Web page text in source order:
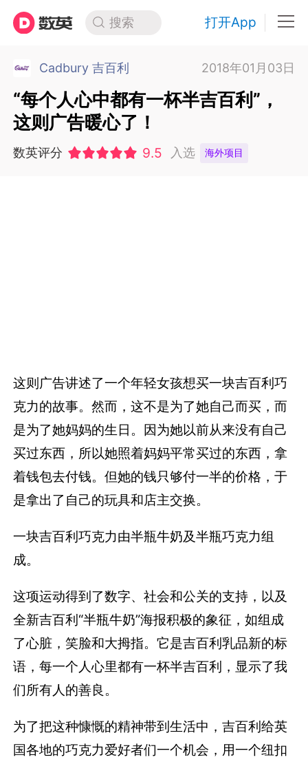
搜索 打开App
Cadbury 吉百利 2018年01月03日
“每个人心中都有一杯半吉百利”，
这则广告暖心了！
数英评分 9.5 入选 海外项目
这则广告讲述了一个年轻女孩想买一块吉百利巧
克力的故事。然而，这不是为了她自己而买，而
是为了她妈妈的生日。因为她以前从来没有自己
买过东西，所以她照着妈妈平常买过的东西，拿
着钱包去付钱。但她的钱只够付一半的价格，于
是拿出了自己的玩具和店主交换。
一块吉百利巧克力由半瓶牛奶及半瓶巧克力组
成。
这项运动得到了数字、社会和公关的支持，以及
全新吉百利“半瓶牛奶”海报积极的象征，如组成
了心脏，笑脸和大拇指。它是吉百利乳品新的标
语，每一个人心里都有一杯半吉百利，显示了我
们所有人的善良。
为了把这种慷慨的精神带到生活中，吉百利给英
国各地的巧克力爱好者们一个机会，用一个纽扣